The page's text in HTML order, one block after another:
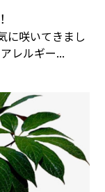
に咲いてきまし
レルギー...